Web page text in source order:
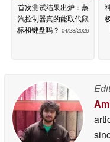
首次测试结果出炉：蒸
汽控制器真的能取代鼠
标和键盘吗？ 04/28/2026